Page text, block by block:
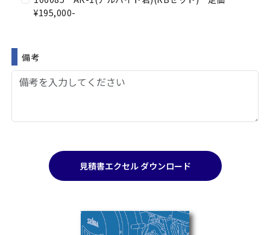
¥195,000-
備考
見積書エクセル ダウンロード